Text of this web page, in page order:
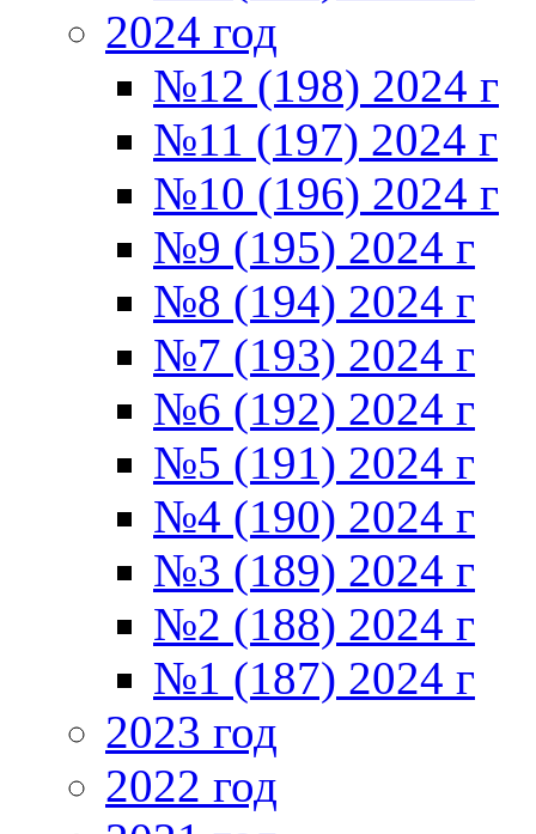
2024 год
№12 (198) 2024 г
№11 (197) 2024 г
№10 (196) 2024 г
№9 (195) 2024 г
№8 (194) 2024 г
№7 (193) 2024 г
№6 (192) 2024 г
№5 (191) 2024 г
№4 (190) 2024 г
№3 (189) 2024 г
№2 (188) 2024 г
№1 (187) 2024 г
2023 год
2022 год